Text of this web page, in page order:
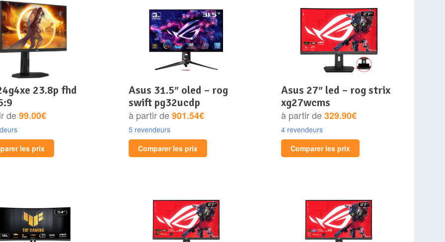
de99.00€
les prix
asus 31.5″ oled – rog
swift pg32ucdp
à partir de901.54€
5 revendeurs
Comparer les prix
asus 27″ led – rog strix
xg27wcms
à partir de329.90€
4 revendeurs
Comparer les prix